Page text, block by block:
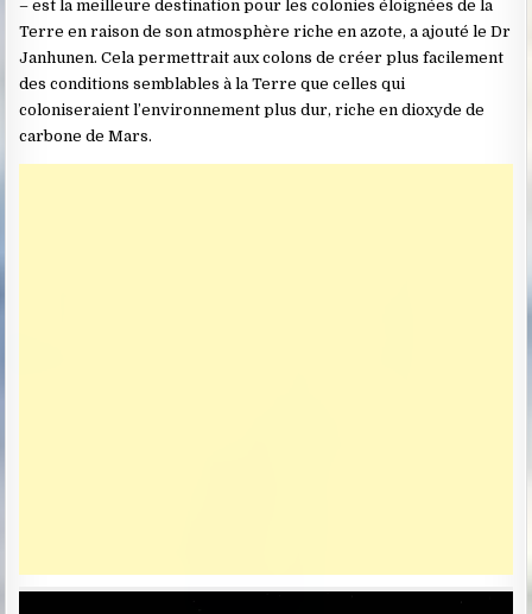
– est la meilleure destination pour les colonies éloignées de la
Terre en raison de son atmosphère riche en azote, a ajouté le Dr
Janhunen. Cela permettrait aux colons de créer plus facilement
des conditions semblables à la Terre que celles qui
coloniseraient l’environnement plus dur, riche en dioxyde de
carbone de Mars.